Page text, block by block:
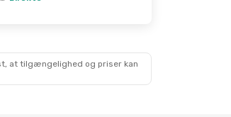
at tilgængelighed og priser kan